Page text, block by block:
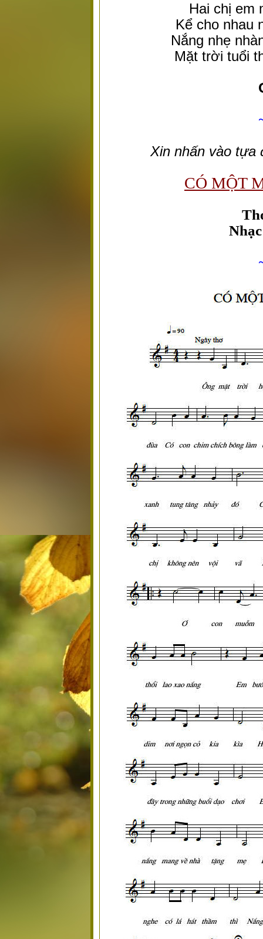
Hai chị em
Kể cho nhau
Nắng nhẹ
Mặt trời tuổi
Xin nhấn vào tựa
CÓ MỘT